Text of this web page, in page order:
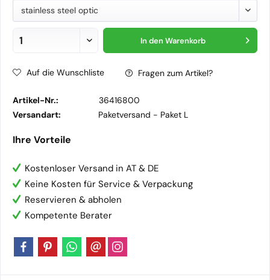
stainless steel optic
In den Warenkorb
Auf die Wunschliste Fragen zum Artikel?
Artikel-Nr.:
36416800
Versandart:
Paketversand - Paket L
Ihre Vorteile
Kostenloser Versand in AT & DE
Keine Kosten für Service & Verpackung
Reservieren & abholen
Kompetente Berater